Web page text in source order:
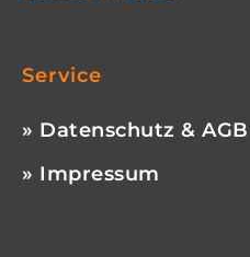
Service
» Datenschutz & AGB
» Impressum